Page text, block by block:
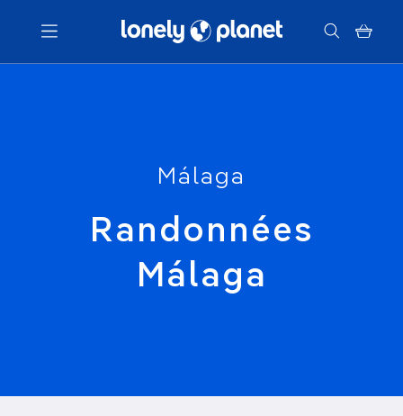
Menu
Málaga
Randonnées
Málaga